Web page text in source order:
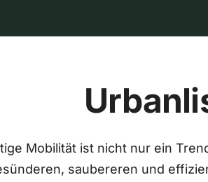
Mobilität ist nicht nur ein
saubereren und